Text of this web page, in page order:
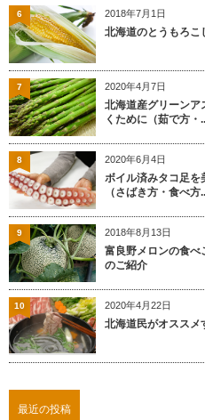
2018年7月1日
北海道のとうもろこ
6
2020年4月7日
北海道産グリーンア
くために（茹で方・
7
2020年6月4日
ボイル済みタコ足を
（さばき方・食べ方
8
2018年8月13日
富良野メロンの食べ
のご紹介
9
2020年4月22日
北海道民がオススメ
10
最近の投稿